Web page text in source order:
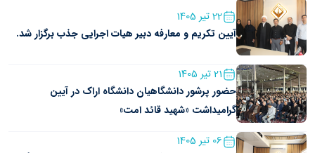
22 تیر 1405
آیین تکریم و معارفه دبیر هیات اجرایی جذب برگزار شد.
21 تیر 1405
حضور پرشور دانشگاهیان دانشگاه اراک در آیین
گرامیداشت «شهید قائد امت»
06 تیر 1405